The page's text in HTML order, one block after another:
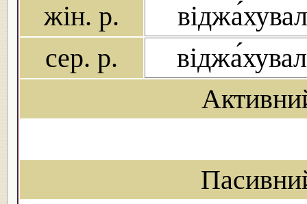
жін. р.
сер. р.